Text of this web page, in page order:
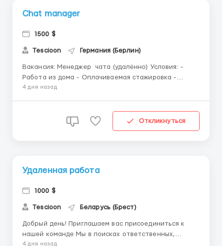
Chat manager
1500 $
Tescioon Германия (Берлин)
Вакансия: Менеджер чата (удалённо) Условия: -
Работа из дома - Оплачиваемая стажировка -
Гибкий график работы на выбор - Бесплатное
стабильного интернета Если вы заинтересованы в
4 дня назад
Откликнуться
Удаленная работа
1000 $
Tescioon Беларусь (Брест)
Добрый день! Приглашаем вас присоединиться к
нашей команде Мы в поисках ответственных,
энергичных, целеустремленных людей, ищем тех,
4 дня назад